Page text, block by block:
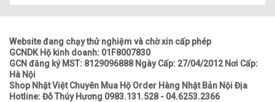
Website đang chạy thử nghiệm và chờ xin cấp phép
GCNDK Hộ kinh doanh: 01F8007830
GCN đăng ký MST: 8129096888 Ngày Cấp: 27/04/2012 Nơi Cấp:
Hà Nội
Shop Nhật Việt Chuyên Mua Hộ Order Hàng Nhật Bản Nội Địa
Hotline: Đỗ Thúy Hương 0983.131.528 - 04.6253.2366